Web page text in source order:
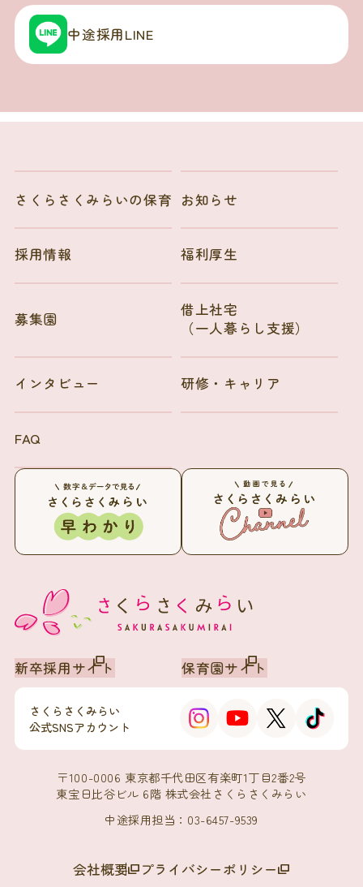
中途採用LINE
新卒採用サイト 保育園サイト
さくらさくみらい
公式SNSアカウント
〒100-0006 東京都千代田区有楽町1丁目2番2号
東宝日比谷ビル 6階 株式会社さくらさくみらい
中途採用担当：03-6457-9539
さくらさくみらいの保育 お知らせ
採用情報 福利厚生
募集園
借上社宅
（一人暮らし支援）
インタビュー 研修・キャリア
FAQ
会社概要 プライバシーポリシー